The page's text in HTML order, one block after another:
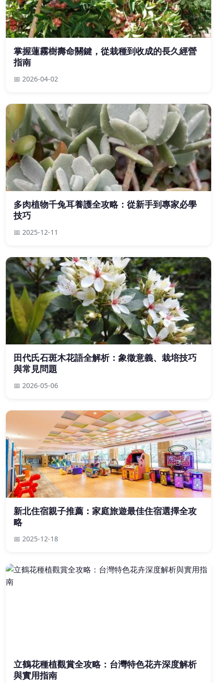
掌握蓮霧樹壽命關鍵，從栽種到收成的長久經營
指南
📅 2026-04-02
多肉植物千兔耳養護全攻略：從新手到專家必學
技巧
📅 2025-12-11
田代氏石斑木花語全解析：象徵意義、栽培技巧
與常見問題
📅 2026-05-06
新北住宿親子推薦：家庭旅遊最佳住宿選擇全攻
略
📅 2025-12-18
立鶴花種植觀賞全攻略：台灣特色花卉深度解析
與實用指南